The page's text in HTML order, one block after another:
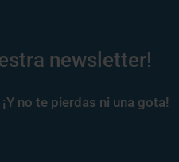
newsletter!
no te pierdas ni una gota!